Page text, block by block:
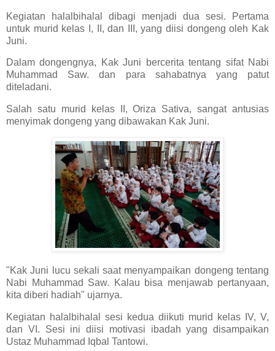
Kegiatan halalbihalal dibagi menjadi dua sesi. Pertama
untuk murid kelas I, II, dan III, yang diisi dongeng oleh Kak
Juni.
Dalam dongengnya, Kak Juni bercerita tentang sifat Nabi
Muhammad Saw. dan para sahabatnya yang patut
diteladani.
Salah satu murid kelas II, Oriza Sativa, sangat antusias
menyimak dongeng yang dibawakan Kak Juni.
"Kak Juni lucu sekali saat menyampaikan dongeng tentang
Nabi Muhammad Saw. Kalau bisa menjawab pertanyaan,
kita diberi hadiah" ujarnya.
Kegiatan halalbihalal sesi kedua diikuti murid kelas IV, V,
dan VI. Sesi ini diisi motivasi ibadah yang disampaikan
Ustaz Muhammad Iqbal Tantowi.